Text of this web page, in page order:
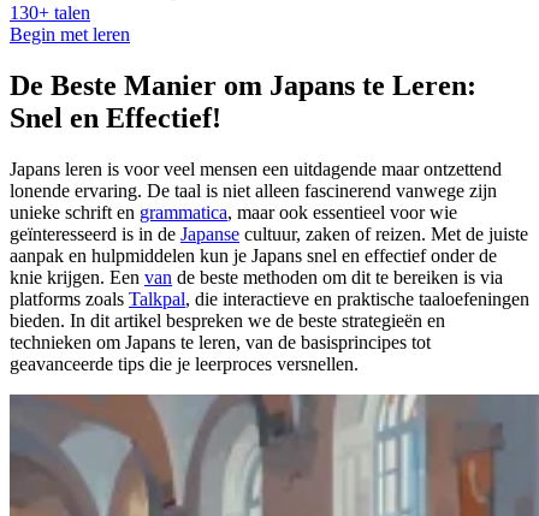
130+ talen
Begin met leren
De Beste Manier om Japans te Leren:
Snel en Effectief!
Japans leren is voor veel mensen een uitdagende maar ontzettend
lonende ervaring. De taal is niet alleen fascinerend vanwege zijn
unieke schrift en grammatica, maar ook essentieel voor wie
geïnteresseerd is in de Japanse cultuur, zaken of reizen. Met de juiste
aanpak en hulpmiddelen kun je Japans snel en effectief onder de
knie krijgen. Een van de beste methoden om dit te bereiken is via
platforms zoals Talkpal, die interactieve en praktische taaloefeningen
bieden. In dit artikel bespreken we de beste strategieën en
technieken om Japans te leren, van de basisprincipes tot
geavanceerde tips die je leerproces versnellen.